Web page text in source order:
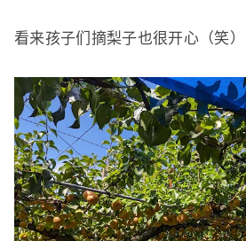
看来孩子们摘梨子也很开心（笑）